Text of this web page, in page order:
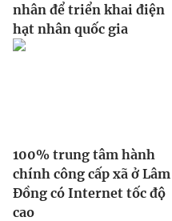
nhân để triển khai điện
hạt nhân quốc gia
100% trung tâm hành
chính công cấp xã ở Lâm
Đồng có Internet tốc độ
cao